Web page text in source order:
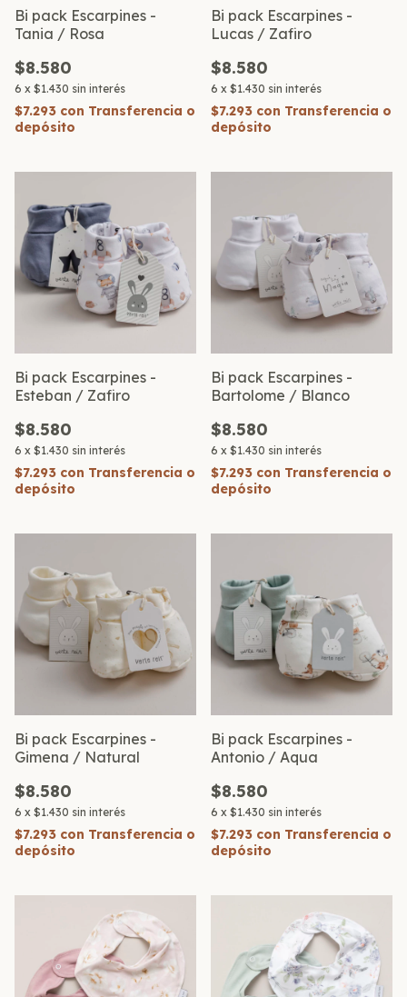
Bi pack Escarpines -
Tania / Rosa
$8.580
6 x $1.430 sin interés
$7.293 con Transferencia o
depósito
Bi pack Escarpines -
Lucas / Zafiro
$8.580
6 x $1.430 sin interés
$7.293 con Transferencia o
depósito
Bi pack Escarpines -
Esteban / Zafiro
$8.580
6 x $1.430 sin interés
$7.293 con Transferencia o
depósito
Bi pack Escarpines -
Bartolome / Blanco
$8.580
6 x $1.430 sin interés
$7.293 con Transferencia o
depósito
Bi pack Escarpines -
Gimena / Natural
$8.580
6 x $1.430 sin interés
$7.293 con Transferencia o
depósito
Bi pack Escarpines -
Antonio / Aqua
$8.580
6 x $1.430 sin interés
$7.293 con Transferencia o
depósito